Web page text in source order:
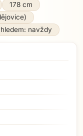
178 cm
navždy